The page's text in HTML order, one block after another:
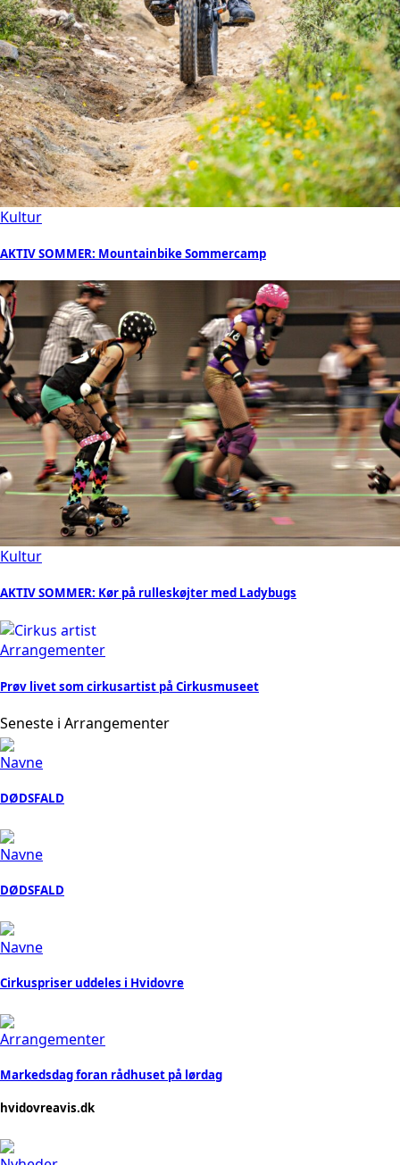
Kultur
AKTIV SOMMER: Mountainbike Sommercamp
Kultur
AKTIV SOMMER: Kør på rulleskøjter med Ladybugs
Arrangementer
Prøv livet som cirkusartist på Cirkusmuseet
Seneste i Arrangementer
Navne
DØDSFALD
Navne
DØDSFALD
Navne
Cirkuspriser uddeles i Hvidovre
Arrangementer
Markedsdag foran rådhuset på lørdag
hvidovreavis.dk